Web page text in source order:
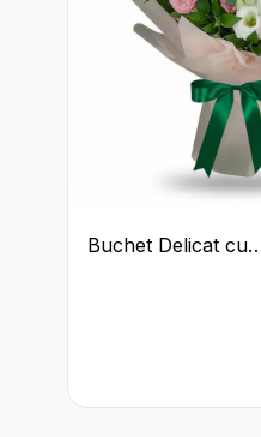
Buchet Delicat cu